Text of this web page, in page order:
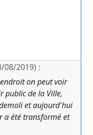
08/2019) :
on peut voir
public de la Ville,
et aujourd'hui
a été transformé et